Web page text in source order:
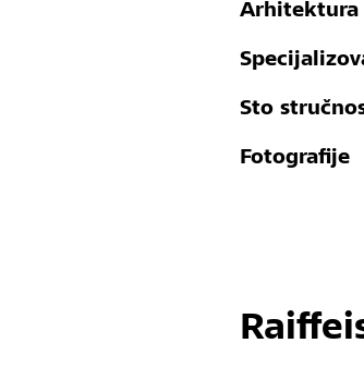
Arhitektura
Sto
Fotografije